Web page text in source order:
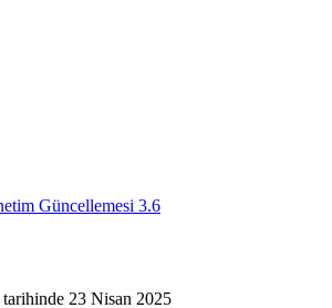
Güncellemesi 3.6
tarihinde 23 Nisan 2025